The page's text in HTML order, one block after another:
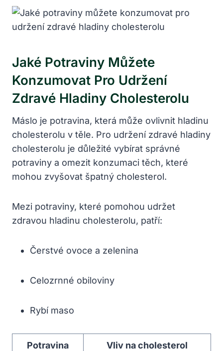
Jaké Potraviny Můžete
Konzumovat Pro Udržení
Zdravé Hladiny Cholesterolu
Máslo je potravina, která může ovlivnit hladinu
cholesterolu v těle. Pro udržení zdravé hladiny
cholesterolu je důležité vybírat správné
potraviny a omezit konzumaci těch, které
mohou zvyšovat špatný cholesterol.
Mezi potraviny, které pomohou udržet
zdravou hladinu cholesterolu, patří:
Čerstvé ovoce a zelenina
Celozrnné obiloviny
Rybí maso
Potravina Vliv na cholesterol